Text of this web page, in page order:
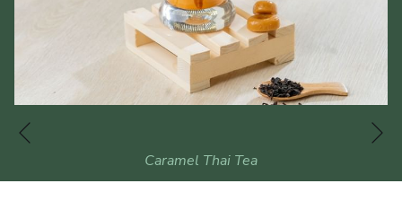
上一页
Caramel Thai Tea